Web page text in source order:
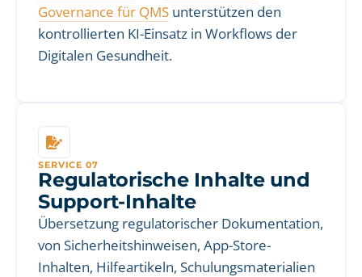
Governance für QMS unterstützen den
kontrollierten KI-Einsatz in Workflows der
Digitalen Gesundheit.
SERVICE 07
Regulatorische Inhalte und
Support-Inhalte
Übersetzung regulatorischer Dokumentation,
von Sicherheitshinweisen, App-Store-
Inhalten, Hilfeartikeln, Schulungsmaterialien